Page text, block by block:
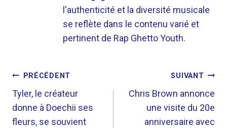
l'authenticité et la diversité musicale
se reflète dans le contenu varié et
pertinent de Rap Ghetto Youth.
NAVIGATION
DE
L’ARTICLE
PRÉCÉDENT
Tyler, le créateur
donne à Doechii ses
fleurs, se souvient
SUIVANT
Chris Brown annonce
une visite du 20e
anniversaire avec